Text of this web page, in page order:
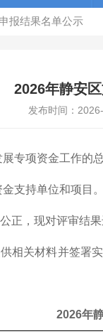
报结果名单公示
2026年静安
发布时间：
专项资金工作的
支持单位和项目
正，现对评审结
相关材料并签署
2026年